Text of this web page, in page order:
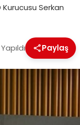
Serkan
Paylaş